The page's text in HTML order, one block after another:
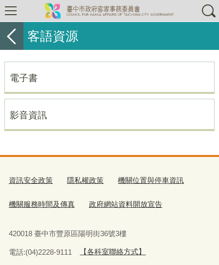
客語資源
電子書
影音資訊
資訊安全政策 隱私權政策 機關位置與停車資訊
機關服務時間及傳真 政府網站資料開放宣告
420018 臺中市豐原區陽明街36號3樓
電話:(04)2228-9111 【各科室聯絡方式】